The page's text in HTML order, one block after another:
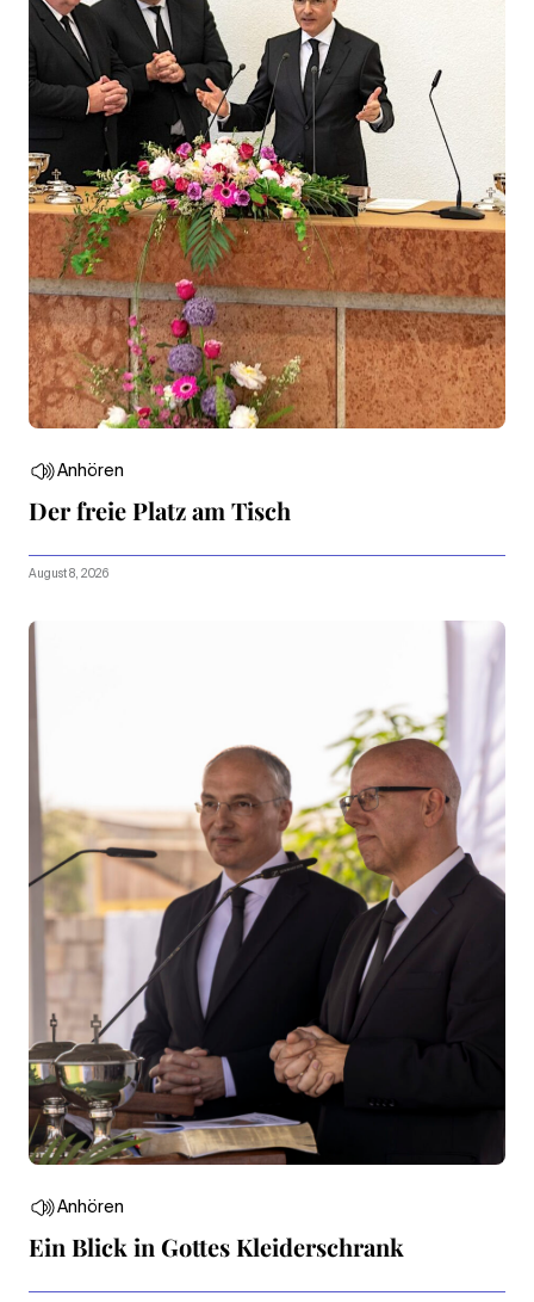
Anhören
Der freie Platz am Tisch
August 8, 2026
Anhören
Ein Blick in Gottes Kleiderschrank